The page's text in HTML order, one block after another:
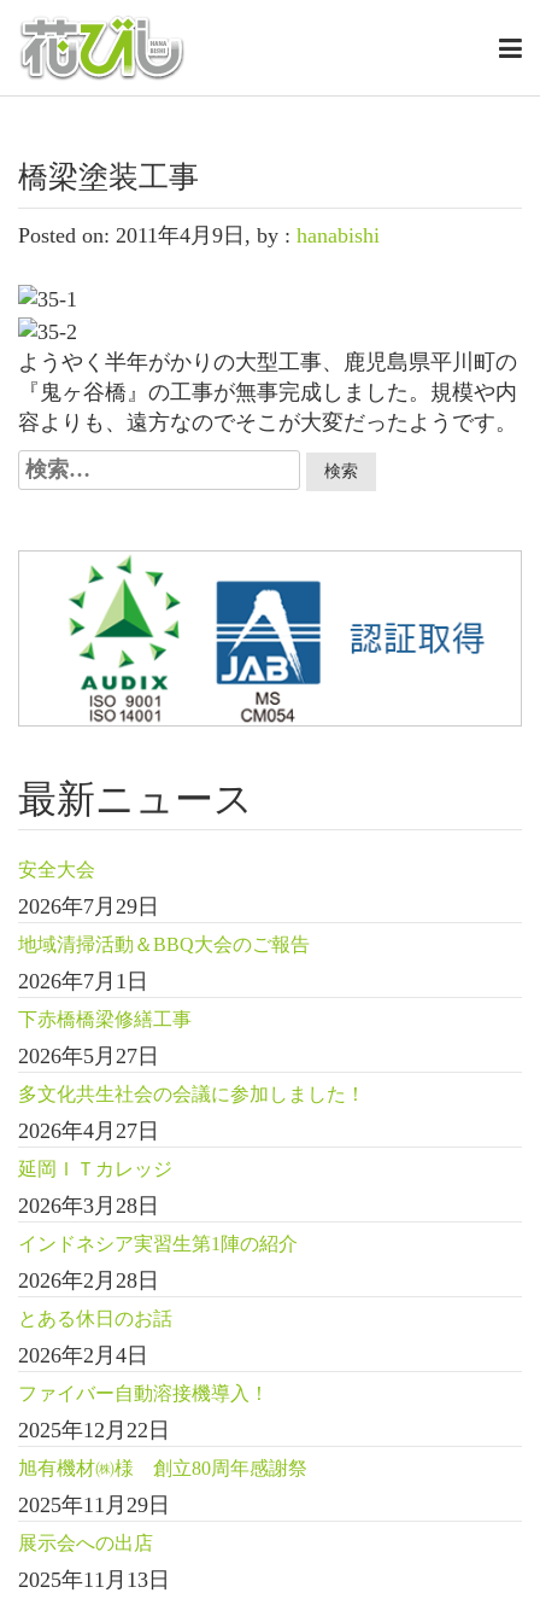
橋梁塗装工事
Posted on: 2011年4月9日, by : hanabishi
ようやく半年がかりの大型工事、鹿児島県平川町の
『鬼ヶ谷橋』の工事が無事完成しました。規模や内
容よりも、遠方なのでそこが大変だったようです。
検
索:
最新ニュース
安全大会
2026年7月29日
地域清掃活動＆BBQ大会のご報告
2026年7月1日
下赤橋橋梁修繕工事
2026年5月27日
多文化共生社会の会議に参加しました！
2026年4月27日
延岡ＩＴカレッジ
2026年3月28日
インドネシア実習生第1陣の紹介
2026年2月28日
とある休日のお話
2026年2月4日
ファイバー自動溶接機導入！
2025年12月22日
旭有機材㈱様 創立80周年感謝祭
2025年11月29日
展示会への出店
2025年11月13日